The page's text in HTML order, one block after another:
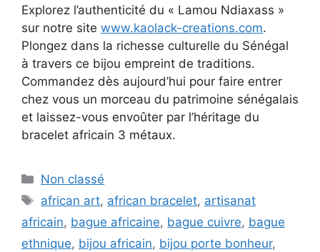
Explorez l’authenticité du « Lamou Ndiaxass »
sur notre site www.kaolack-creations.com.
Plongez dans la richesse culturelle du Sénégal
à travers ce bijou empreint de traditions.
Commandez dès aujourd’hui pour faire entrer
chez vous un morceau du patrimoine sénégalais
et laissez-vous envoûter par l’héritage du
bracelet africain 3 métaux.
Catégories
Non classé
Étiquettes
african art, african bracelet, artisanat
africain, bague africaine, bague cuivre, bague
ethnique, bijou africain, bijou porte bonheur,